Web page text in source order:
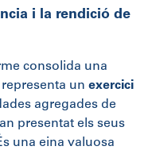
i la rendició de
consolida una
un exercici
agregades de
presentat els seus
una eina valuosa